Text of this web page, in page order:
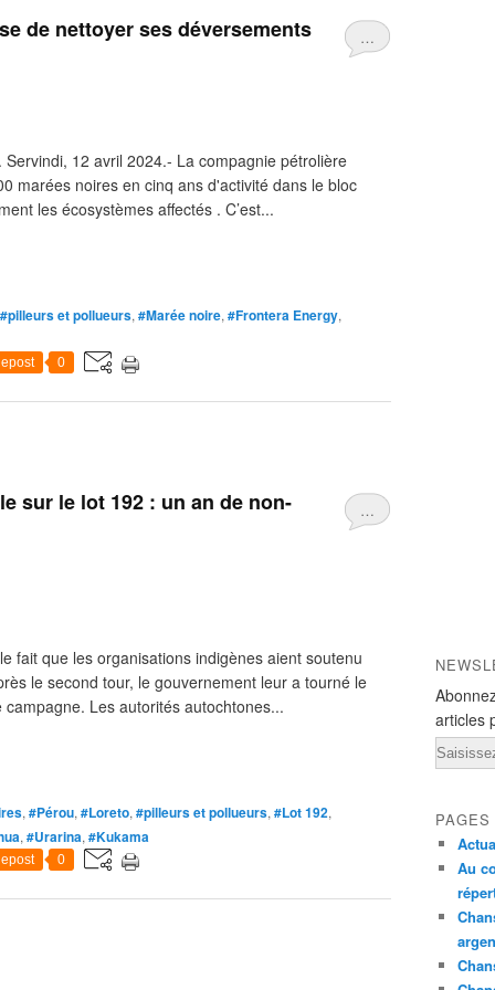
…
de nettoyer ses déversements
12 avril 2024.- La compagnie pétrolière
marées noires en cinq ans d'activité dans le bloc
les écosystèmes affectés . C’est...
#pilleurs et pollueurs, #Marée noire, #Frontera Energy,
0
…
sur le lot 192 : un an de non-
fait que les organisations indigènes aient soutenu
le second tour, le gouvernement leur a tourné le
Les autorités autochtones...
, #Pérou, #Loreto, #pilleurs et pollueurs, #Lot 192,
, #Urarina, #Kukama
0
articles
Email
PAGES
Au